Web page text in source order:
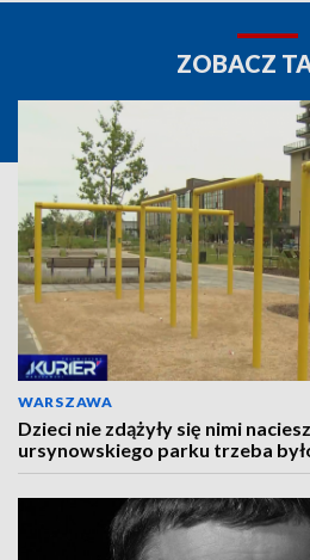
ZOBACZ
WARSZAWA
Dzieci nie zdążyły się nimi
ursynowskiego parku trzeba